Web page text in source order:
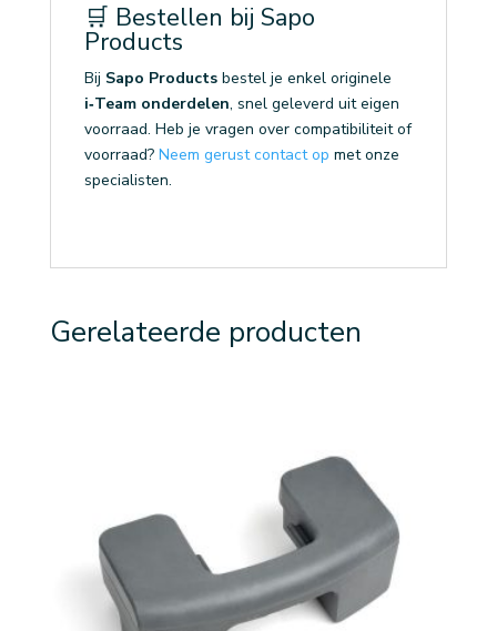
🛒 Bestellen bij Sapo
Products
Bij Sapo Productsbestel je enkel originele
i‑Team onderdelen, snel geleverd uit eigen
voorraad. Heb je vragen over compatibiliteit of
voorraad? Neem gerust contact op met onze
specialisten.
Gerelateerde producten